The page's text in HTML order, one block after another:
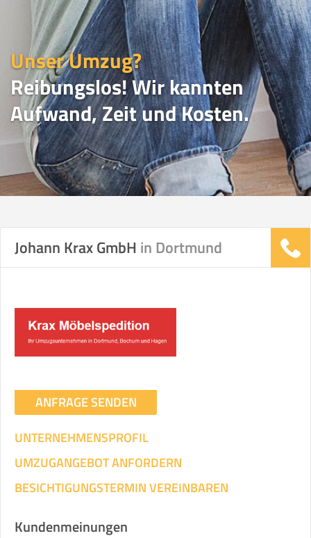
Unser Umzug?
Reibungslos! Wir kannten
Aufwand, Zeit und Kosten.
UMZUGSVERGLEICH
Umzugsdaten für Tragen und
Transportieren
Ihre Angaben:
am
Selbst umziehen
Johann Krax GmbH in Dortmund
ANFRAGE SENDEN
UNTERNEHMENSPROFIL
UMZUGANGEBOT ANFORDERN
BESICHTIGUNGSTERMIN VEREINBAREN
Kundenmeinungen